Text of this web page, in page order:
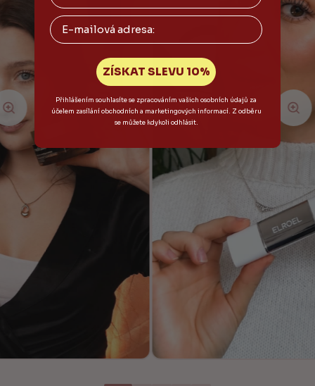
Email
ZÍSKAT SLEVU 10%
Přihlášením souhlasíte se zpracováním vašich osobních údajů za
účelem zasílání obchodních a marketingových informací. Z odběru
se můžete kdykoli odhlásit.